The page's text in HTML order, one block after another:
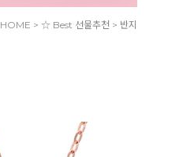
HOME > ☆ Best 선물추천 > 반지